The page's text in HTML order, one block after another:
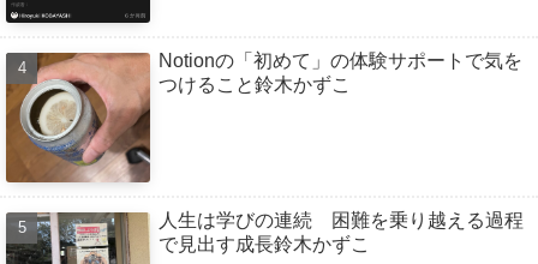
Notionの「初めて」の体験サポートで気を
つけること鈴木かずこ
人生は学びの連続 困難を乗り越える過程
で見出す成長鈴木かずこ